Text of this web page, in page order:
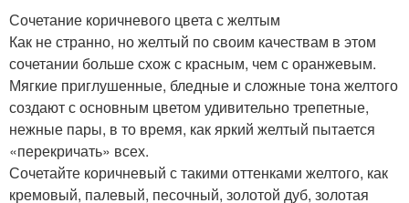
Сочетание коричневого цвета с желтым
Как не странно, но желтый по своим качествам в этом
сочетании больше схож с красным, чем с оранжевым.
Мягкие приглушенные, бледные и сложные тона желтого
создают с основным цветом удивительно трепетные,
нежные пары, в то время, как яркий желтый пытается
«перекричать» всех.
Сочетайте коричневый с такими оттенками желтого, как
кремовый, палевый, песочный, золотой дуб, золотая